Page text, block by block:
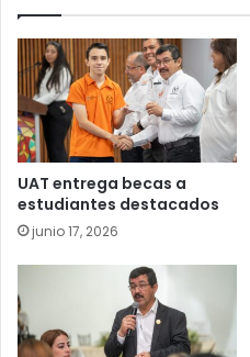
UAT entrega becas a
estudiantes destacados
junio 17, 2026